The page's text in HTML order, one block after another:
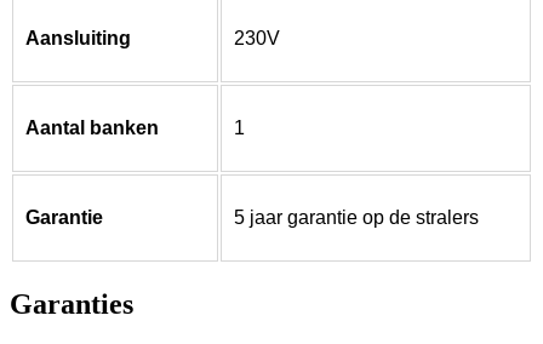
Aansluiting 230V
Aantal banken 1
Garantie 5 jaar garantie op de stralers
Garanties